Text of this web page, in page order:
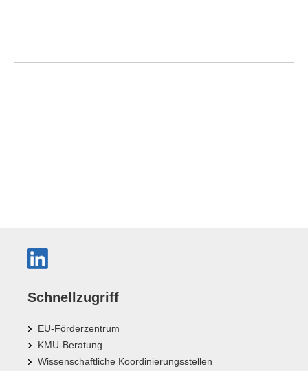
Schnellzugriff
EU-Förderzentrum
KMU-Beratung
Wissenschaftliche Koordinierungsstellen